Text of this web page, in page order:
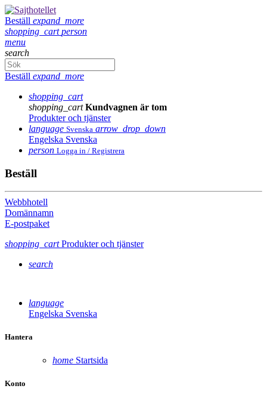
Beställ expand_more
shopping_cart person
menu
search
Beställ expand_more
shopping_cart
shopping_cart Kundvagnen är tom
Produkter och tjänster
language Svenska arrow_drop_down
Engelska Svenska
person Logga in / Registrera
Beställ
Webbhotell
Domännamn
E-postpaket
shopping_cartProdukter och tjänster
search
language
Engelska Svenska
Hantera
home Startsida
Konto